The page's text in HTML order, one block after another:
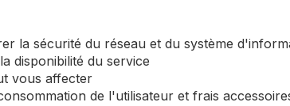
la sécurité du réseau et du système
disponibilité du service
vous affecter
de l'utilisateur et frais